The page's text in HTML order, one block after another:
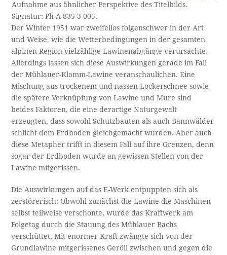
Aufnahme aus ähnlicher Perspektive des Titelbilds.
Signatur: Ph-A-835-3-005.
Der Winter 1951 war zweifellos folgenschwer in der Art
und Weise, wie die Wetterbedingungen in der gesamten
alpinen Region vielzählige Lawinenabgänge verursachte.
Allerdings lassen sich diese Auswirkungen gerade im Fall
der Mühlauer-Klamm-Lawine veranschaulichen. Eine
Mischung aus trockenem und nassen Lockerschnee sowie
die spätere Verknüpfung von Lawine und Mure sind
beides Faktoren, die eine derartige Naturgewalt
erzeugten, dass sowohl Schutzbauten als auch Bannwälder
schlicht dem Erdboden gleichgemacht wurden. Aber auch
diese Metapher trifft in diesem Fall auf ihre Grenzen, denn
sogar der Erdboden wurde an gewissen Stellen von der
Lawine mitgerissen.
Die Auswirkungen auf das E-Werk entpuppten sich als
zerstörerisch: Obwohl zunächst die Lawine die Maschinen
selbst teilweise verschonte, wurde das Kraftwerk am
Folgetag durch die Stauung des Mühlauer Bachs
verschüttet. Mit enormer Kraft zwängte sich von der
Grundlawine mitgerissenes Geröll zwischen und gegen die